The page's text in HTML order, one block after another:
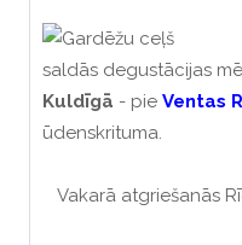
saldās degustācijas
Kuldīgā - pie Ventas
ūdenskrituma.
Vakarā atgriešanās